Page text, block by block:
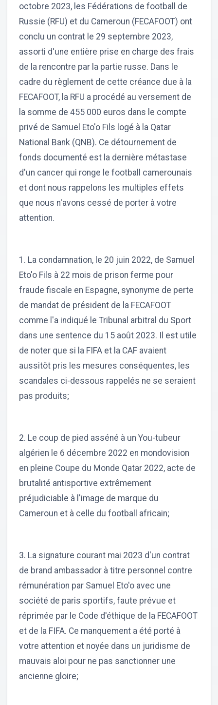
octobre 2023, les Fédérations de football de
Russie (RFU) et du Cameroun (FECAFOOT) ont
conclu un contrat le 29 septembre 2023,
assorti d'une entière prise en charge des frais
de la rencontre par la partie russe. Dans le
cadre du règlement de cette créance due à la
FECAFOOT, la RFU a procédé au versement de
la somme de 455 000 euros dans le compte
privé de Samuel Eto'o Fils logé à la Qatar
National Bank (QNB). Ce détournement de
fonds documenté est la dernière métastase
d'un cancer qui ronge le football camerounais
et dont nous rappelons les multiples effets
que nous n'avons cessé de porter à votre
attention.
1. La condamnation, le 20 juin 2022, de Samuel
Eto'o Fils à 22 mois de prison ferme pour
fraude fiscale en Espagne, synonyme de perte
de mandat de président de la FECAFOOT
comme l'a indiqué le Tribunal arbitral du Sport
dans une sentence du 15 août 2023. Il est utile
de noter que si la FIFA et la CAF avaient
aussitôt pris les mesures conséquentes, les
scandales ci-dessous rappelés ne se seraient
pas produits;
2. Le coup de pied asséné à un You-tubeur
algérien le 6 décembre 2022 en mondovision
en pleine Coupe du Monde Qatar 2022, acte de
brutalité antisportive extrêmement
préjudiciable à l'image de marque du
Cameroun et à celle du football africain;
3. La signature courant mai 2023 d'un contrat
de brand ambassador à titre personnel contre
rémunération par Samuel Eto'o avec une
société de paris sportifs, faute prévue et
réprimée par le Code d'éthique de la FECAFOOT
et de la FIFA. Ce manquement a été porté à
votre attention et noyée dans un juridisme de
mauvais aloi pour ne pas sanctionner une
ancienne gloire;